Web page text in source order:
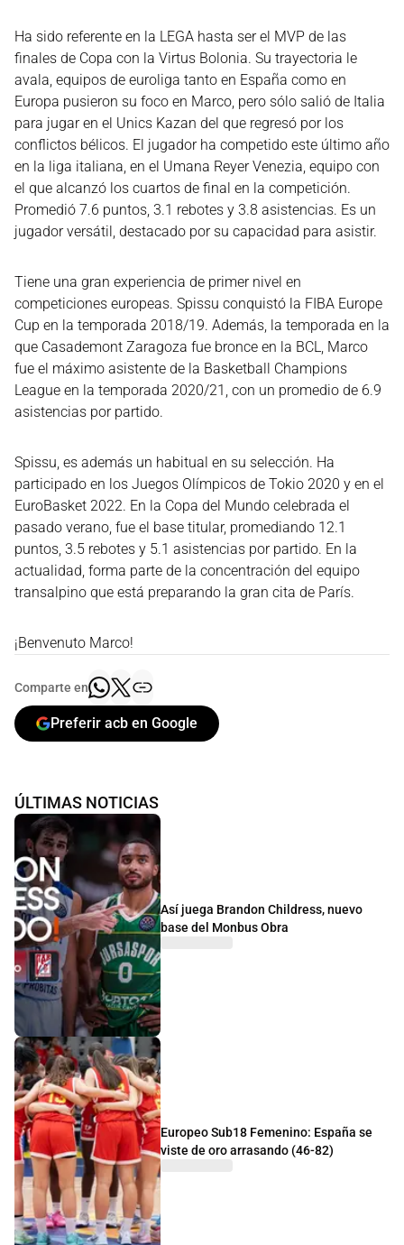
Ha sido referente en la LEGA hasta ser el MVP de las
finales de Copa con la Virtus Bolonia. Su trayectoria le
avala, equipos de euroliga tanto en España como en
Europa pusieron su foco en Marco, pero sólo salió de Italia
para jugar en el Unics Kazan del que regresó por los
conflictos bélicos. El jugador ha competido este último año
en la liga italiana, en el Umana Reyer Venezia, equipo con
el que alcanzó los cuartos de final en la competición.
Promedió 7.6 puntos, 3.1 rebotes y 3.8 asistencias. Es un
jugador versátil, destacado por su capacidad para asistir.
Tiene una gran experiencia de primer nivel en
competiciones europeas. Spissu conquistó la FIBA Europe
Cup en la temporada 2018/19. Además, la temporada en la
que Casademont Zaragoza fue bronce en la BCL, Marco
fue el máximo asistente de la Basketball Champions
League en la temporada 2020/21, con un promedio de 6.9
asistencias por partido.
Spissu, es además un habitual en su selección. Ha
participado en los Juegos Olímpicos de Tokio 2020 y en el
EuroBasket 2022. En la Copa del Mundo celebrada el
pasado verano, fue el base titular, promediando 12.1
puntos, 3.5 rebotes y 5.1 asistencias por partido. En la
actualidad, forma parte de la concentración del equipo
transalpino que está preparando la gran cita de París.
¡Benvenuto Marco!
Comparte en
Preferir acb en Google
ÚLTIMAS NOTICIAS
Así juega Brandon Childress, nuevo
base del Monbus Obra
Europeo Sub18 Femenino: España se
viste de oro arrasando (46-82)